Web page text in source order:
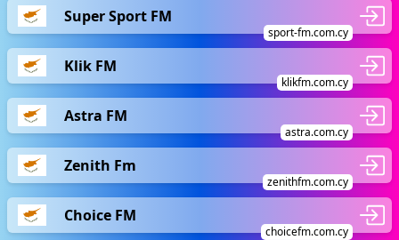
Super Sport FM
sport-fm.com.cy
Klik FM
klikfm.com.cy
Astra FM
astra.com.cy
Zenith Fm
zenithfm.com.cy
Choice FM
choicefm.com.cy